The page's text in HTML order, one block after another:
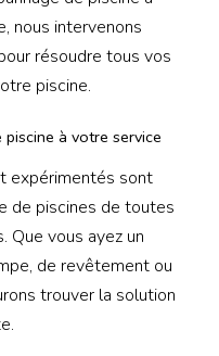
nous intervenons
résoudre tous vos
piscine.
à votre service
expérimentés sont
de piscines de toutes
Que vous ayez un
de revêtement ou
trouver la solution